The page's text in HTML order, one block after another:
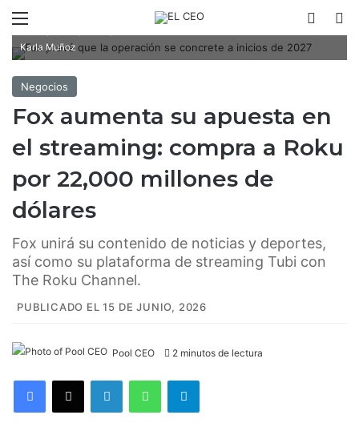
Karla Muñoz
Negocios
Fox aumenta su apuesta en
el streaming: compra a Roku
por 22,000 millones de
dólares
Fox unirá su contenido de noticias y deportes,
así como su plataforma de streaming Tubi con
The Roku Channel.
PUBLICADO EL 15 DE JUNIO, 2026
Pool CEO 2 minutos de lectura